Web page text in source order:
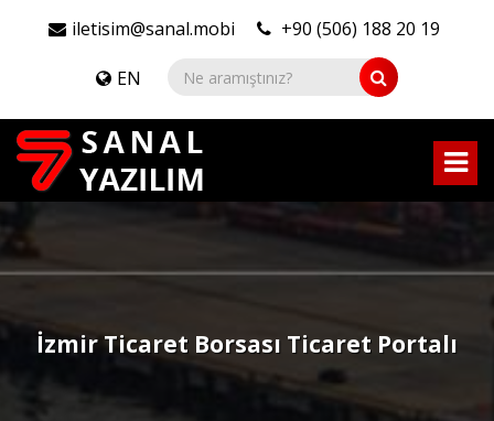
iletisim@sanal.mobi +90 (506) 188 20 19
EN
İzmir Ticaret Borsası Ticaret Portalı